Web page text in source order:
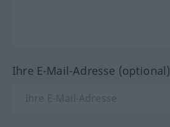
Ihre E-Mail-Adresse (optional)